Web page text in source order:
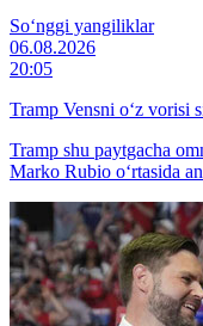
So‘nggi yangiliklar
06.08.2026
20:05
Tramp Vensni o‘z vorisi
Tramp shu paytgacha
Marko Rubio o‘rtasida